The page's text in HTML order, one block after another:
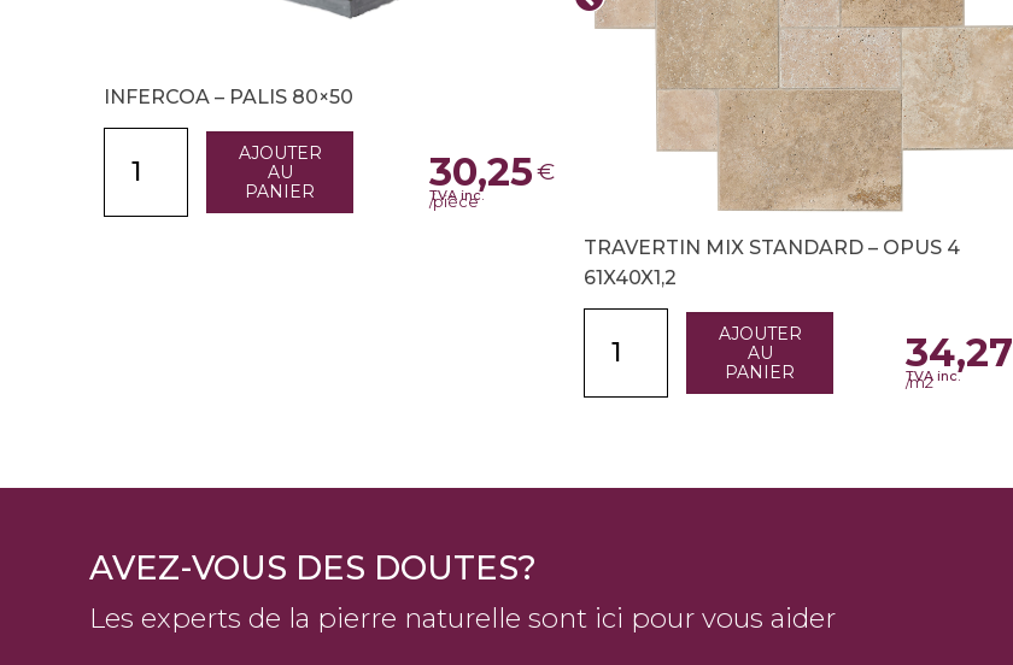
INFERCOA – PALIS 80×50
AJOUTER
AU
PANIER
30,25€
TVA inc.
/pièce
TRAVERTIN MIX STANDARD – OPUS 4
61X40X1,2
AJOUTER
AU
PANIER
34,27
TVA inc.
/m2
AVEZ-VOUS DES DOUTES?
Les experts de la pierre naturelle sont ici pour vous aider